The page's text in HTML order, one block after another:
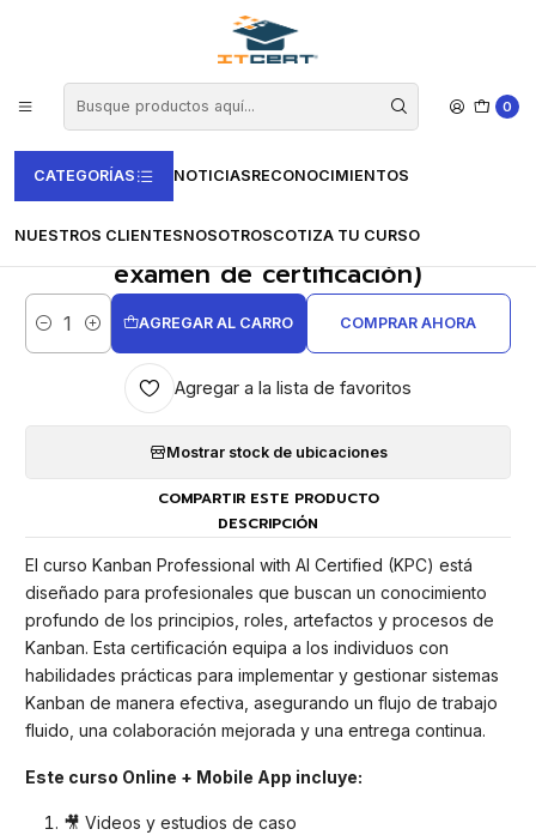
0
CATEGORÍAS NOTICIASRECONOCIMIENTOS
NUESTROS CLIENTESNOSOTROSCOTIZA TU CURSO
VMEdu
Curso e-learning de Kanban Professional with AI Certified (Incluye
Curso e-learning de Kanban
Professional with AI Certified (Incluye
examen de certificación)
Cantidad
AGREGAR AL CARRO COMPRAR AHORA
Agregar a la lista de favoritos
Mostrar stock de ubicaciones
COMPARTIR ESTE PRODUCTO
DESCRIPCIÓN
El curso Kanban Professional with AI Certified (KPC) está
diseñado para profesionales que buscan un conocimiento
profundo de los principios, roles, artefactos y procesos de
Kanban. Esta certificación equipa a los individuos con
habilidades prácticas para implementar y gestionar sistemas
Kanban de manera efectiva, asegurando un flujo de trabajo
fluido, una colaboración mejorada y una entrega continua.
Este curso Online + Mobile App incluye:
🎥 Videos y estudios de caso